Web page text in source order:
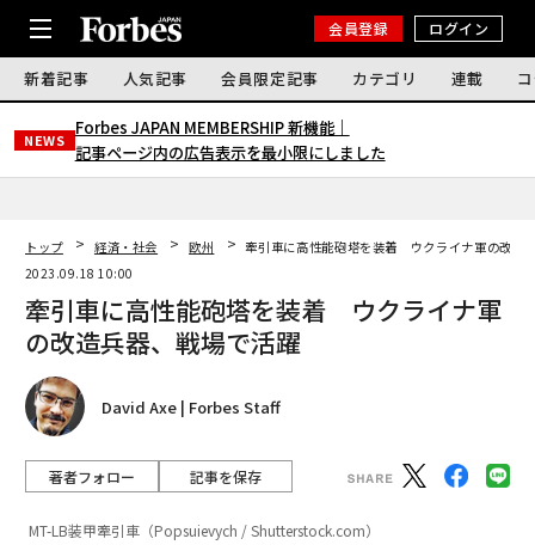
会員登録 ログイン
新着記事 人気記事 会員限定記事 カテゴリ 連載
NEWS
Forbes JAPAN MEMBERSHIP 新機能｜
記事ページ内の広告表示を最小限にしました
トップ 経済・社会 欧州
牽引車に高性能砲塔を装着 ウクライナ軍の改造
2023.09.18 10:00
牽引車に高性能砲塔を装着 ウクライナ軍
の改造兵器、戦場で活躍
David Axe | Forbes Staff
著者フォロー 記事を保存
MT-LB装甲牽引車（Popsuievych / Shutterstock.com）